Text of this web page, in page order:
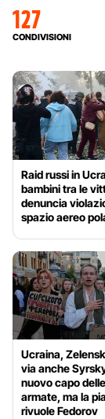
127
CONDIVISIONI
Raid russi in
bambini tra le
denuncia
spazio aereo
Ucraina,
via anche
nuovo capo
armate, ma la
rivuole Fedorov